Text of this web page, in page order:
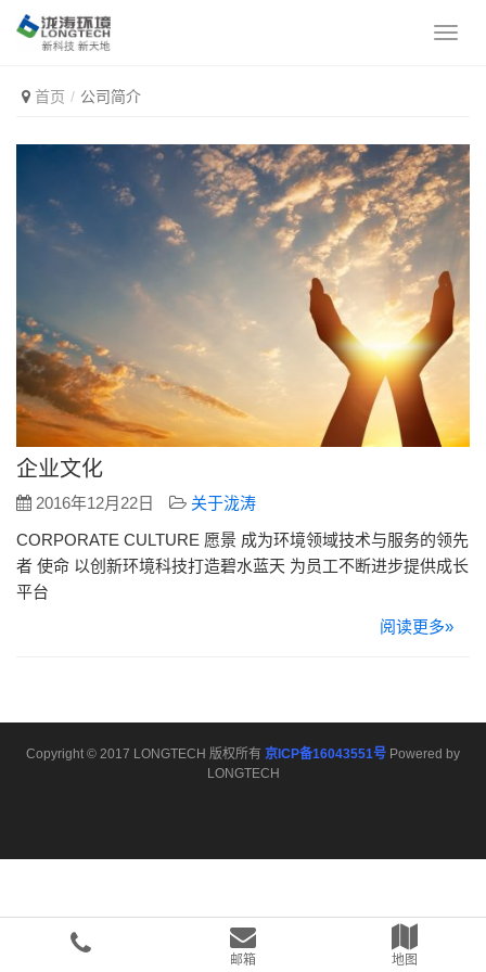
首页 公司简介
企业文化
2016年12月22日
关于泷涛
CORPORATE CULTURE 愿景 成为环境领域技术与服务的领先
者 使命 以创新环境科技打造碧水蓝天 为员工不断进步提供成长
平台
阅读更多»
Copyright © 2017 LONGTECH 版权所有 京ICP备16043551号 Powered by
LONGTECH
邮箱 地图